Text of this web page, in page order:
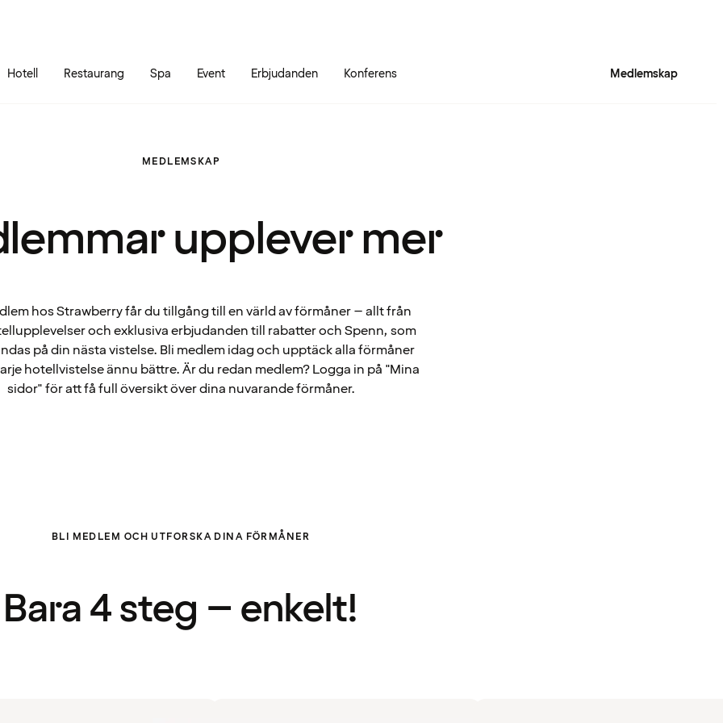
Hotell Restaurang Spa Event Erbjudanden Konferens Medlemskap
MEDLEMSKAP
upplever mer
hos Strawberry får du tillgång till en värld av förmåner – allt från
och exklusiva erbjudanden till rabatter och Spenn, som
på din nästa vistelse. Bli medlem idag och upptäck alla förmåner
hotellvistelse ännu bättre. Är du redan medlem? Logga in på "Mina
sidor" för att få full översikt över dina nuvarande förmåner.
BLI MEDLEM OCH UTFORSKA DINA FÖRMÅNER
Bara 4 steg – enkelt!